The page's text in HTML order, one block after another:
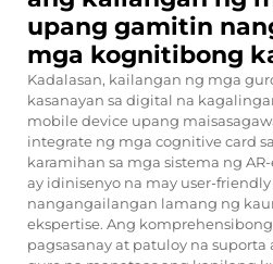
upang gamitin
mga kognitibong
Kadalasan, kailangan ng mga
kasanayan sa digital na
mobile device upang
integrate ng mga cognitive card
karamihan sa mga sistema ng
ay idinisenyo na may user-
nangangailangan lamang ng
ekspertise. Ang
pagsasanay at patuloy na